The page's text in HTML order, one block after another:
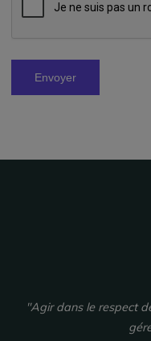
"Agir dans le respect